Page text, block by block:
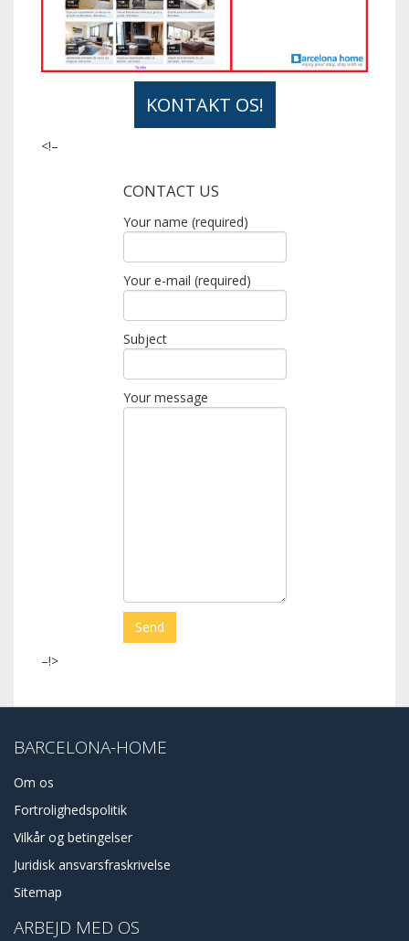
KONTAKT OS!
<!–
CONTACT US
Your name (required)
Your e-mail (required)
Subject
Your message
–!>
BARCELONA-HOME
Om os
Fortrolighedspolitik
Vilkår og betingelser
Juridisk ansvarsfraskrivelse
Sitemap
ARBEJD MED OS